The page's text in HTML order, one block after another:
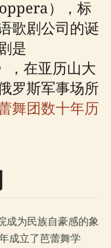
），标
歌剧公司的诞
是
，在亚历山大
罗斯军事场所
舞团数十年历
成为民族自豪感的象
成立了芭蕾舞学